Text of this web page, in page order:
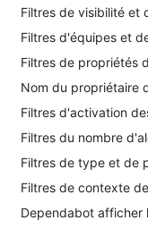
Filtres de visibilité et
Filtres d'équipes et
Filtres de propriétés
Nom du propriétaire
Filtres d'activation
Filtres du nombre
Filtres de type et de
Filtres de contexte
Dependabot afficher